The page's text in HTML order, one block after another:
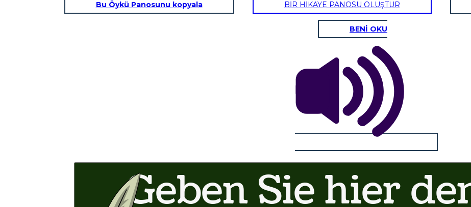
Bu Öykü Panosunu kopyala BİR HİKAYE PANOSU OLUŞTUR
BENİ OKU